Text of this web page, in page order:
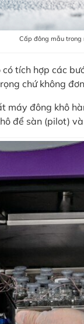
Cấp đông mẫu trong
tích hợp các
chứ không
máy đông khô
để sàn (pilot)